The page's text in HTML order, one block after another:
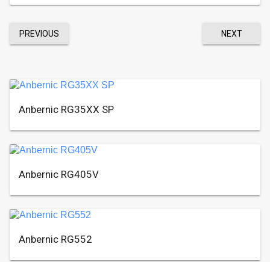
PREVIOUS NEXT
Anbernic RG35XX SP
Anbernic RG405V
Anbernic RG552